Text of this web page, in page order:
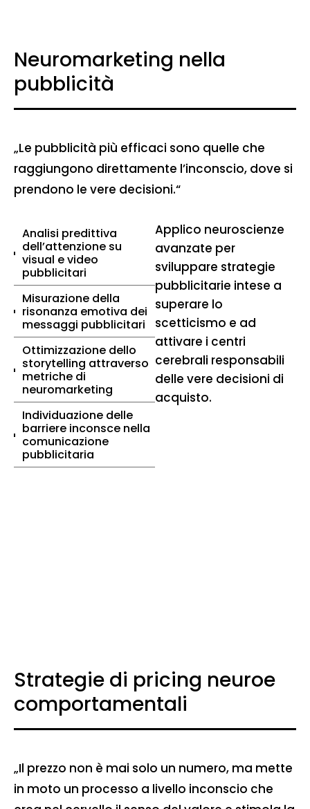
Neuromarketing nella
pubblicità
„Le pubblicità più efficaci sono quelle che
raggiungono direttamente l’inconscio, dove si
prendono le vere decisioni.“
Analisi predittiva
dell’attenzione su
visual e video
pubblicitari
Misurazione della
risonanza emotiva dei
messaggi pubblicitari
Ottimizzazione dello
storytelling attraverso
metriche di
neuromarketing
Individuazione delle
barriere inconsce nella
comunicazione
pubblicitaria
Applico neuroscienze
avanzate per
sviluppare strategie
pubblicitarie intese a
superare lo
scetticismo e ad
attivare i centri
cerebrali responsabili
delle vere decisioni di
acquisto.
Strategie di pricing neuroe
comportamentali
„Il prezzo non è mai solo un numero, ma mette
in moto un processo a livello inconscio che